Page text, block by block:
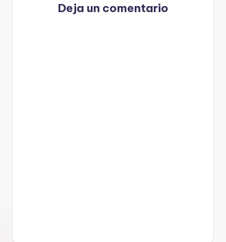
Deja un comentario